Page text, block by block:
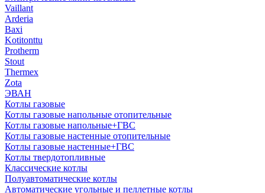
Vaillant
Arderia
Baxi
Kotitonttu
Protherm
Stout
Thermex
Zota
ЭВАН
Котлы газовые
Котлы газовые напольные отопительные
Котлы газовые напольные+ГВС
Котлы газовые настенные отопительные
Котлы газовые настенные+ГВС
Котлы твердотопливные
Классические котлы
Полуавтоматические котлы
Автоматические угольные и пеллетные котлы